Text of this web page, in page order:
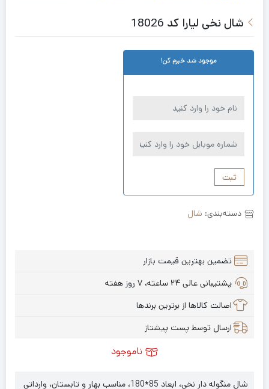
شال نخی لیارا کد 18026
موجود شد خبرم کن!
ثبت
دسته‌بندی: شال
تضمین بهترین قیمت بازار
پشتیبانی عالی ۲۴ ساعته، ۷ روز هفته
اصالت کالاها از برترین برندها
ارسال توسط پست پیشتاز
ناموجود
شال منگوله دار نخی، ابعاد 85*180، مناسب بهار و تابستان، وارداتی